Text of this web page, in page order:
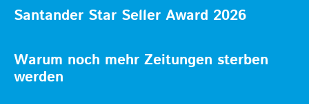
Santander Star Seller Award 2026
Warum noch mehr Zeitungen sterben
werden